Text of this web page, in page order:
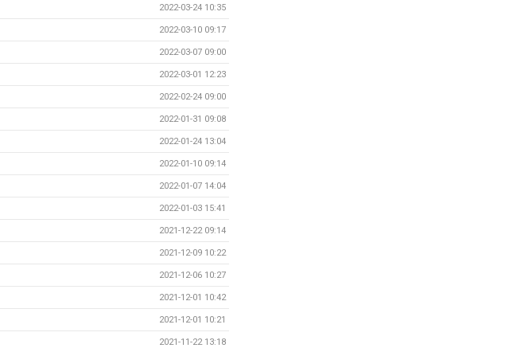
2022-03-24 10:35
2022-03-10 09:17
2022-03-07 09:00
2022-03-01 12:23
2022-02-24 09:00
2022-01-31 09:08
2022-01-24 13:04
2022-01-10 09:14
2022-01-07 14:04
2022-01-03 15:41
2021-12-22 09:14
2021-12-09 10:22
2021-12-06 10:27
2021-12-01 10:42
2021-12-01 10:21
2021-11-22 13:18